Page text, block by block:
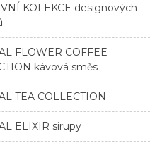
KOLEKCE designových
FLOWER COFFEE
kávová směs
TEA COLLECTION
ELIXIR sirupy